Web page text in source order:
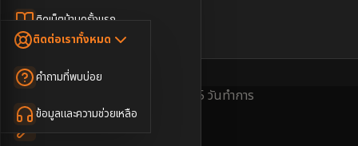
เน็ตบ้านพร้อมกล่องทีวี
เน็ตบ้าน + Netflix
เน็ตบ้าน + บริการเสริม
เน็ตบ้านแรงทุกชั้น
Dongle เน็ตสำรอง
ติดเน็ตบ้านครั้งแรก
เทคนิคขอคิวช่างได้ไว
ติดต่อเราทั้งหมด
คำถามที่พบบ่อย
ข้อมูลและความช่วยเหลือ
🇹🇭🇬🇧
3-5 วันทำการ
3BB & AIS Fibre